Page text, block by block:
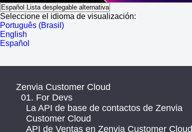
Español Lista desplegable alternativa
Seleccione el idioma de visualización:
Português (Brasil)
English
Español
Zenvia Customer Cloud
01. For Devs
La API de base de contactos de Zenvia
Customer Cloud
API de Ventas en Zenvia Customer Cloud